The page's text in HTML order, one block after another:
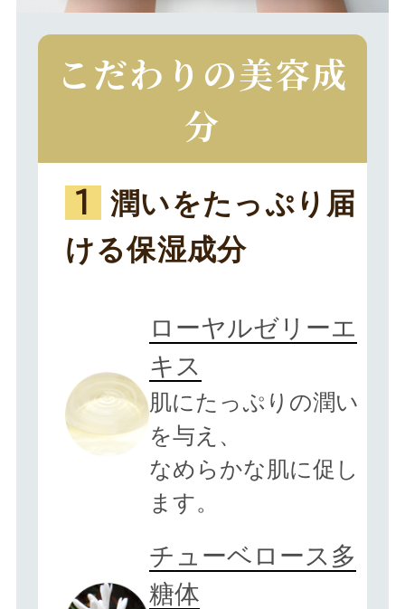
こだわりの美容成
分
1
潤いをたっぷり届
ける保湿成分
ローヤルゼリーエ
キス
肌にたっぷりの潤い
を与え、
なめらかな肌に促し
ます。
チューベロース多
糖体